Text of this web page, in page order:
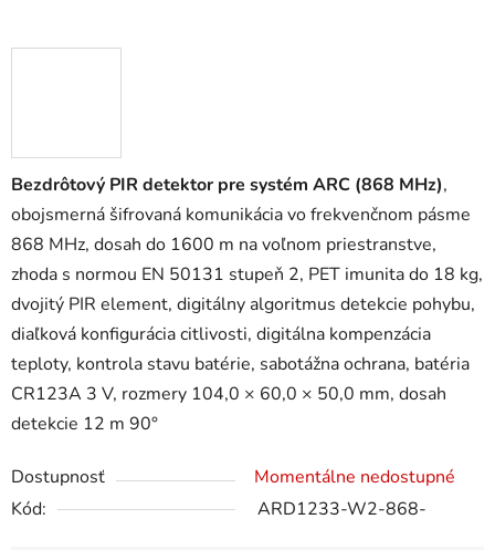
Bezdrôtový PIR detektor pre systém ARC (868 MHz),
obojsmerná šifrovaná komunikácia vo frekvenčnom pásme
868 MHz, dosah do 1600 m na voľnom priestranstve,
zhoda s normou EN 50131 stupeň 2, PET imunita do 18 kg,
dvojitý PIR element, digitálny algoritmus detekcie pohybu,
diaľková konfigurácia citlivosti, digitálna kompenzácia
teploty, kontrola stavu batérie, sabotážna ochrana, batéria
CR123A 3 V, rozmery 104,0 × 60,0 × 50,0 mm, dosah
detekcie 12 m 90°
Dostupnosť
Momentálne nedostupné
Kód:
ARD1233-W2-868-